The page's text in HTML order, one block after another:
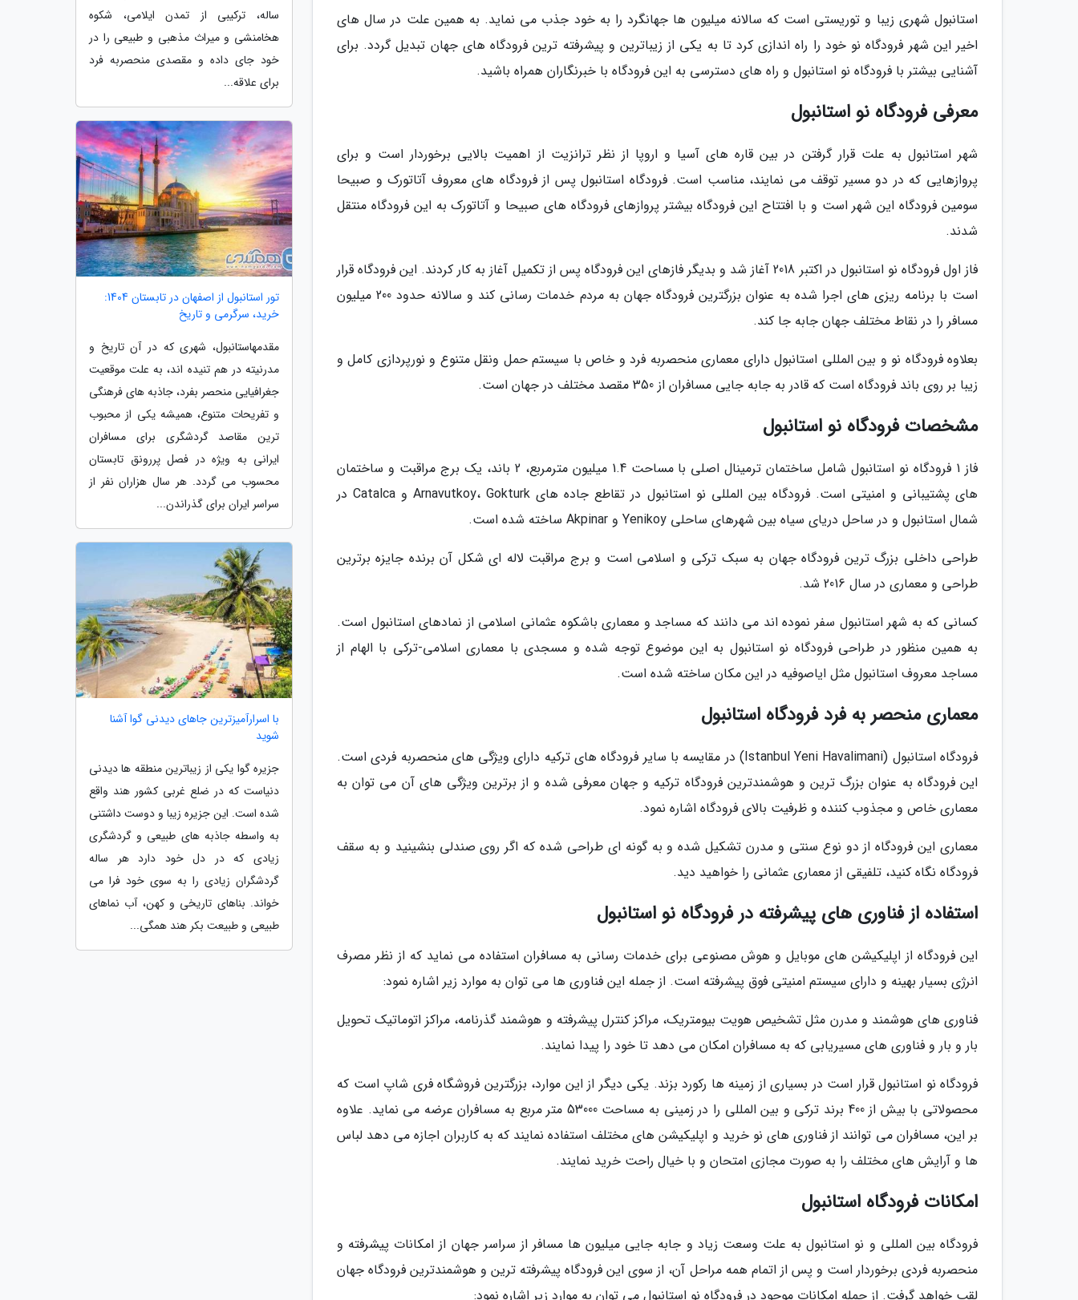
استانبول شهری زیبا و توریستی است که سالانه میلیون ها جهانگرد را به خود جذب می نماید. به همین علت در سال های
اخیر این شهر فرودگاه نو خود را راه اندازی کرد تا به یکی از زیباترین و پیشرفته ترین فرودگاه های جهان تبدیل گردد. برای
آشنایی بیشتر با فرودگاه نو استانبول و راه های دسترسی به این فرودگاه با خبرنگاران همراه باشید.
معرفی فرودگاه نو استانبول
شهر استانبول به علت قرار گرفتن در بین قاره های آسیا و اروپا از نظر ترانزیت از اهمیت بالایی برخوردار است و برای
پروازهایی که در دو مسیر توقف می نمایند، مناسب است. فرودگاه استانبول پس از فرودگاه های معروف آتاتورک و صبیحا
سومین فرودگاه این شهر است و با افتتاح این فرودگاه بیشتر پروازهای فرودگاه های صبیحا و آتاتورک به این فرودگاه منتقل
شدند.
فاز اول فرودگاه نو استانبول در اکتبر 2018 آغاز شد و بدیگر فازهای این فرودگاه پس از تکمیل آغاز به کار کردند. این فرودگاه قرار
است با برنامه ریزی های اجرا شده به عنوان بزرگترین فرودگاه جهان به مردم خدمات رسانی کند و سالانه حدود 200 میلیون
مسافر را در نقاط مختلف جهان جابه جا کند.
بعلاوه فرودگاه نو و بین المللی استانبول دارای معماری منحصربه فرد و خاص با سیستم حمل ونقل متنوع و نورپردازی کامل و
زیبا بر روی باند فرودگاه است که قادر به جابه جایی مسافران از 350 مقصد مختلف در جهان است.
مشخصات فرودگاه نو استانبول
فاز 1 فرودگاه نو استانبول شامل ساختمان ترمینال اصلی با مساحت 1.4 میلیون مترمربع، 2 باند، یک برج مراقبت و ساختمان
های پشتیبانی و امنیتی است. فرودگاه بین المللی نو استانبول در تقاطع جاده های Arnavutkoy، Gokturk و Catalca در
شمال استانبول و در ساحل دریای سیاه بین شهرهای ساحلی Yenikoy و Akpinar ساخته شده است.
طراحی داخلی بزرگ ترین فرودگاه جهان به سبک ترکی و اسلامی است و برج مراقبت لاله ای شکل آن برنده جایزه برترین
طراحی و معماری در سال 2016 شد.
کسانی که به شهر استانبول سفر نموده اند می دانند که مساجد و معماری باشکوه عثمانی اسلامی از نمادهای استانبول است.
به همین منظور در طراحی فرودگاه نو استانبول به این موضوع توجه شده و مسجدی با معماری اسلامی-ترکی با الهام از
مساجد معروف استانبول مثل ایاصوفیه در این مکان ساخته شده است.
معماری منحصر به فرد فرودگاه استانبول
فرودگاه استانبول (Istanbul Yeni Havalimani) در مقایسه با سایر فرودگاه های ترکیه دارای ویژگی های منحصربه فردی است.
این فرودگاه به عنوان بزرگ ترین و هوشمندترین فرودگاه ترکیه و جهان معرفی شده و از برترین ویژگی های آن می توان به
معماری خاص و مجذوب کننده و ظرفیت بالای فرودگاه اشاره نمود.
معماری این فرودگاه از دو نوع سنتی و مدرن تشکیل شده و به گونه ای طراحی شده که اگر روی صندلی بنشینید و به سقف
فرودگاه نگاه کنید، تلفیقی از معماری عثمانی را خواهید دید.
استفاده از فناوری های پیشرفته در فرودگاه نو استانبول
این فرودگاه از اپلیکیشن های موبایل و هوش مصنوعی برای خدمات رسانی به مسافران استفاده می نماید که از نظر مصرف
انرژی بسیار بهینه و دارای سیستم امنیتی فوق پیشرفته است. از جمله این فناوری ها می توان به موارد زیر اشاره نمود:
فناوری های هوشمند و مدرن مثل تشخیص هویت بیومتریک، مراکز کنترل پیشرفته و هوشمند گذرنامه، مراکز اتوماتیک تحویل
بار و بار و فناوری های مسیریابی که به مسافران امکان می دهد تا خود را پیدا نمایند.
فرودگاه نو استانبول قرار است در بسیاری از زمینه ها رکورد بزند. یکی دیگر از این موارد، بزرگترین فروشگاه فری شاپ است که
محصولاتی با بیش از 400 برند ترکی و بین المللی را در زمینی به مساحت 53000 متر مربع به مسافران عرضه می نماید. علاوه
بر این، مسافران می توانند از فناوری های نو خرید و اپلیکیشن های مختلف استفاده نمایند که به کاربران اجازه می دهد لباس
ها و آرایش های مختلف را به صورت مجازی امتحان و با خیال راحت خرید نمایند.
امکانات فرودگاه استانبول
فرودگاه بین المللی و نو استانبول به علت وسعت زیاد و جابه جایی میلیون ها مسافر از سراسر جهان از امکانات پیشرفته و
منحصربه فردی برخوردار است و پس از اتمام همه مراحل آن، از سوی این فرودگاه پیشرفته ترین و هوشمندترین فرودگاه جهان
لقب خواهد گرفت. از جمله امکانات موجود در فرودگاه نو استانبول می توان به موارد زیر اشاره نمود:
ساله، ترکیبی از تمدن ایلامی، شکوه
هخامنشی و میراث مذهبی و طبیعی را در
خود جای داده و مقصدی منحصربه فرد
برای علاقه...
تور استانبول از اصفهان در تابستان 1404:
خرید، سرگرمی و تاریخ
مقدمهاستانبول، شهری که در آن تاریخ و
مدرنیته در هم تنیده اند، به علت موقعیت
جغرافیایی منحصر بفرد، جاذبه های فرهنگی
و تفریحات متنوع، همیشه یکی از محبوب
ترین مقاصد گردشگری برای مسافران
ایرانی به ویژه در فصل پررونق تابستان
محسوب می گردد. هر سال هزاران نفر از
سراسر ایران برای گذراندن...
با اسرارآمیزترین جاهای دیدنی گوا آشنا
شوید
جزیره گوا یکی از زیباترین منطقه ها دیدنی
دنیاست که در ضلع غربی کشور هند واقع
شده است. این جزیره زیبا و دوست داشتنی
به واسطه جاذبه های طبیعی و گردشگری
زیادی که در دل خود دارد هر ساله
گردشگران زیادی را به سوی خود فرا می
خواند. بناهای تاریخی و کهن، آب نماهای
طبیعی و طبیعت بکر هند همگی...